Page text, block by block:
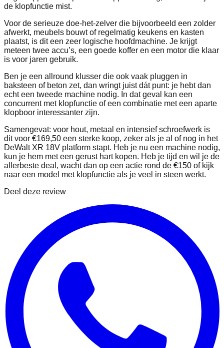
de klopfunctie mist.
Voor de serieuze doe-het-zelver die bijvoorbeeld een zolder
afwerkt, meubels bouwt of regelmatig keukens en kasten
plaatst, is dit een zeer logische hoofdmachine. Je krijgt
meteen twee accu’s, een goede koffer en een motor die klaar
is voor jaren gebruik.
Ben je een allround klusser die ook vaak pluggen in
baksteen of beton zet, dan wringt juist dát punt: je hebt dan
echt een tweede machine nodig. In dat geval kan een
concurrent met klopfunctie of een combinatie met een aparte
klopboor interessanter zijn.
Samengevat: voor hout, metaal en intensief schroefwerk is
dit voor €169,50 een sterke koop, zeker als je al of nog in het
DeWalt XR 18V platform stapt. Heb je nu een machine nodig,
kun je hem met een gerust hart kopen. Heb je tijd en wil je de
allerbeste deal, wacht dan op een actie rond de €150 of kijk
naar een model met klopfunctie als je veel in steen werkt.
Deel deze review